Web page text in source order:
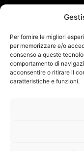
Per fornire le migliori
per memorizzare e/o
consenso a queste
comportamento di
acconsentire o ritirare il
caratteristiche e funzioni.
INFO DI
Via alla Ruenia 37/